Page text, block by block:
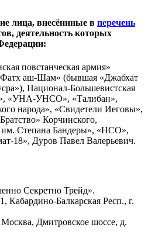
лица, внесённные в перечень
деятельность которых
повстанческая армия»
аш-Шам» (бывшая «Джабхат
Национал-Большевистская
«УНА-УНСО», «Талибан»,
народа», «Свидетели Иеговы»,
Корчинского,
им. Степана Бандеры», «НСО»,
18», Дуров Павел Валерьевич.
Секретно Трейд».
Кабардино-Балкарская Респ., г.
Дмитровское шоссе, д.